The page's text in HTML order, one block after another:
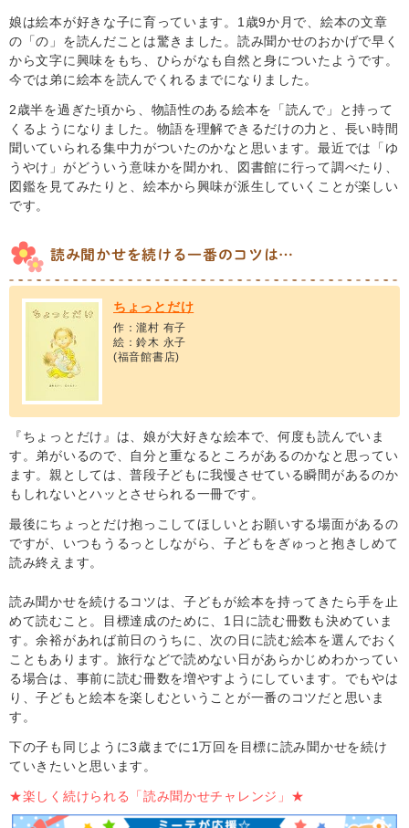
娘は絵本が好きな子に育っています。1歳9か月で、絵本の文章
の「の」を読んだことは驚きました。読み聞かせのおかげで早く
から文字に興味をもち、ひらがなも自然と身についたようです。
今では弟に絵本を読んでくれるまでになりました。
2歳半を過ぎた頃から、物語性のある絵本を「読んで」と持って
くるようになりました。物語を理解できるだけの力と、長い時間
聞いていられる集中力がついたのかなと思います。最近では「ゆ
うやけ」がどういう意味かを聞かれ、図書館に行って調べたり、
図鑑を見てみたりと、絵本から興味が派生していくことが楽しい
です。
読み聞かせを続ける一番のコツは…
ちょっとだけ
作：瀧村 有子
絵：鈴木 永子
(福音館書店)
『ちょっとだけ』は、娘が大好きな絵本で、何度も読んでいま
す。弟がいるので、自分と重なるところがあるのかなと思ってい
ます。親としては、普段子どもに我慢させている瞬間があるのか
もしれないとハッとさせられる一冊です。
最後にちょっとだけ抱っこしてほしいとお願いする場面があるの
ですが、いつもうるっとしながら、子どもをぎゅっと抱きしめて
読み終えます。
読み聞かせを続けるコツは、子どもが絵本を持ってきたら手を止
めて読むこと。目標達成のために、1日に読む冊数も決めていま
す。余裕があれば前日のうちに、次の日に読む絵本を選んでおく
こともあります。旅行などで読めない日があらかじめわかってい
る場合は、事前に読む冊数を増やすようにしています。でもやは
り、子どもと絵本を楽しむということが一番のコツだと思いま
す。
下の子も同じように3歳までに1万回を目標に読み聞かせを続け
ていきたいと思います。
★楽しく続けられる「読み聞かせチャレンジ」★